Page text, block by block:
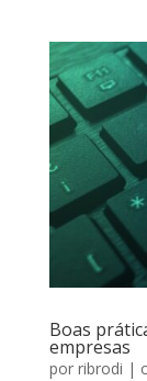
Boas
empresas
por ribrodi |